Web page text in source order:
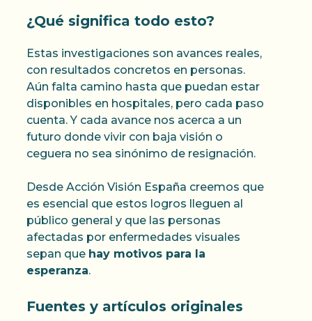
¿Qué significa todo esto?
Estas investigaciones son avances reales,
con resultados concretos en personas.
Aún falta camino hasta que puedan estar
disponibles en hospitales, pero cada paso
cuenta. Y cada avance nos acerca a un
futuro donde vivir con baja visión o
ceguera no sea sinónimo de resignación.
Desde Acción Visión España creemos que
es esencial que estos logros lleguen al
público general y que las personas
afectadas por enfermedades visuales
sepan que hay motivos para la
esperanza.
Fuentes y artículos originales